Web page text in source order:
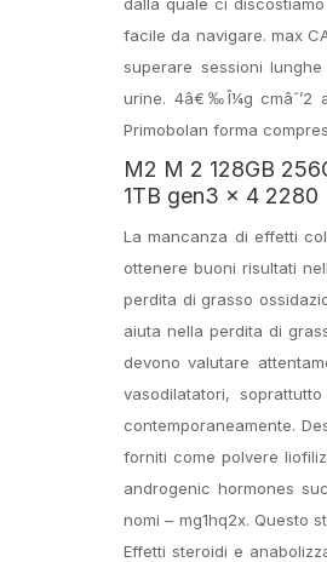
facile da navigare. max
superare sessioni
urine. 4â€‰Î¼g cmâˆ’2
Primobolan forma
M2 M 2 128GB
1TB gen3 x 4 2280
La mancanza di effetti
ottenere buoni risultati
perdita di grasso
aiuta nella perdita di
devono valutare
vasodilatatori,
contemporaneamente.
forniti come polvere
androgenic hormones
nomi – mg1hq2x. Questo
Effetti steroidi e